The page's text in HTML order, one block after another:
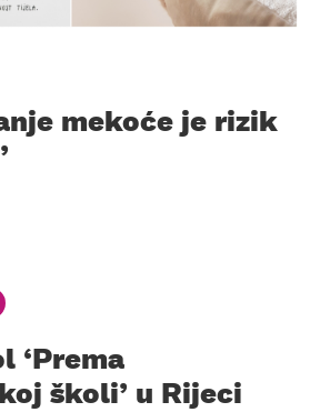
mekoće je rizik
‘Prema
školi’ u Rijeci